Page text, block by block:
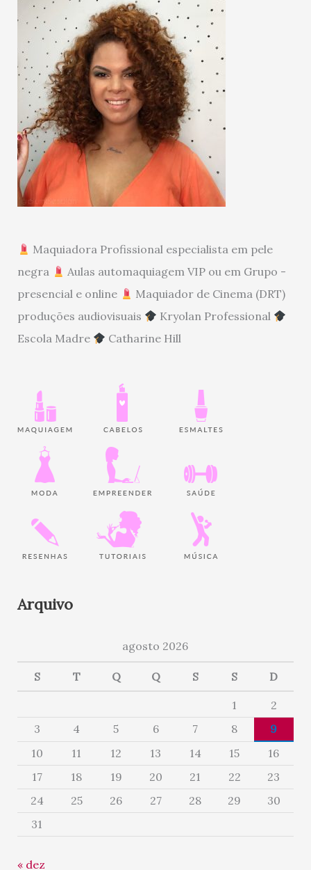
Maquiadora Profissional especialista em pele
negra
Aulas automaquiagem VIP ou em Grupo -
presencial e online
Maquiador de Cinema (DRT)
produções audiovisuais
Kryolan Professional
Escola Madre
Catharine Hill
Arquivo
agosto 2026
S T Q Q S S D
1
2
3
4 5 6 7 8
9
10
11 12 13 14 15
16
17
18 19 20 21 22
23
24
25 26 27 28 29
30
31
« dez